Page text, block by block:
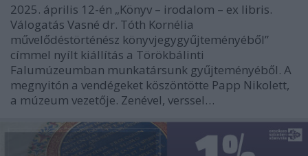
2025. április 12-én „Könyv – irodalom – ex libris.
Válogatás Vasné dr. Tóth Kornélia
művelődéstörténész könyvjegygyűjteményéből”
címmel nyílt kiállítás a Törökbálinti
Falumúzeumban munkatársunk gyűjteményéből. A
megnyitón a vendégeket köszöntötte Papp Nikolett,
a múzeum vezetője. Zenével, verssel…